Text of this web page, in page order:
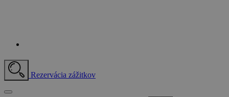
Rezervácia zážitkov